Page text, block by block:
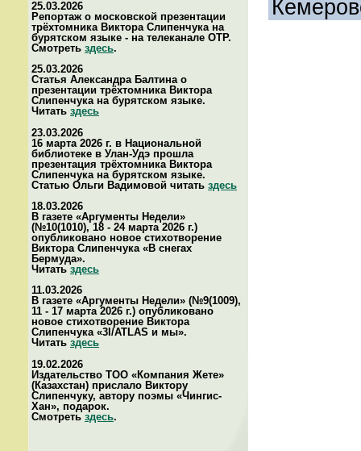
25.03.2026
Репортаж о московской презентации
трёхтомника Виктора Слипенчука на
бурятском языке - на телеканале ОТР.
Смотреть здесь.
25.03.2026
Статья Александра Балтина о
презентации трёхтомника Виктора
Слипенчука на бурятском языке.
Читать здесь
23.03.2026
16 марта 2026 г. в Национальной
библиотеке в Улан-Удэ прошла
презентация трёхтомника Виктора
Слипенчука на бурятском языке.
Статью Ольги Вадимовой читать здесь
18.03.2026
В газете «Аргументы Недели»
(№10(1010), 18 - 24 марта 2026 г.)
опубликовано новое стихотворение
Виктора Слипенчука «В снегах
Бермуда».
Читать здесь
11.03.2026
В газете «Аргументы Недели» (№9(1009),
11 - 17 марта 2026 г.) опубликовано
новое стихотворение Виктора
Слипенчука «3I/ATLAS и мы».
Читать здесь
19.02.2026
Издательство ТОО «Компания Жете»
(Казахстан) прислало Виктору
Слипенчуку, автору поэмы «Чингис-
Хан», подарок.
Смотреть здесь.